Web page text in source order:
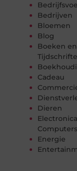
Bedrijven
Bloemen
Blog
Boeken en
Cadeau
Dieren
Computers
Energie